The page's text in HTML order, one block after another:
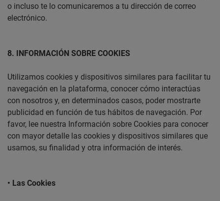
o incluso te lo comunicaremos a tu dirección de correo
electrónico.
8. INFORMACIÓN SOBRE COOKIES
Utilizamos cookies y dispositivos similares para facilitar tu
navegación en la plataforma, conocer cómo interactúas
con nosotros y, en determinados casos, poder mostrarte
publicidad en función de tus hábitos de navegación. Por
favor, lee nuestra Información sobre Cookies para conocer
con mayor detalle las cookies y dispositivos similares que
usamos, su finalidad y otra información de interés.
• Las Cookies